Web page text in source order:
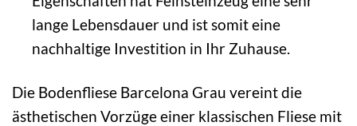
lange Lebensdauer und ist somit eine
nachhaltige Investition in Ihr Zuhause.
Die Bodenfliese Barcelona Grau vereint die
ästhetischen Vorzüge einer klassischen Fliese mit